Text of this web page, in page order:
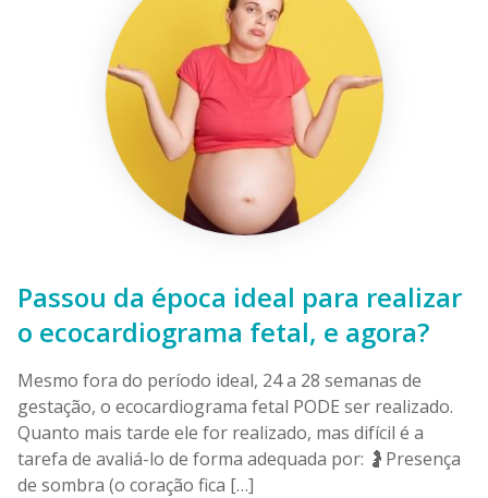
Passou da época ideal para realizar
o ecocardiograma fetal, e agora?
Mesmo fora do período ideal, 24 a 28 semanas de
gestação, o ecocardiograma fetal PODE ser realizado.
Quanto mais tarde ele for realizado, mas difícil é a
tarefa de avaliá-lo de forma adequada por: 🤰Presença
de sombra (o coração fica […]